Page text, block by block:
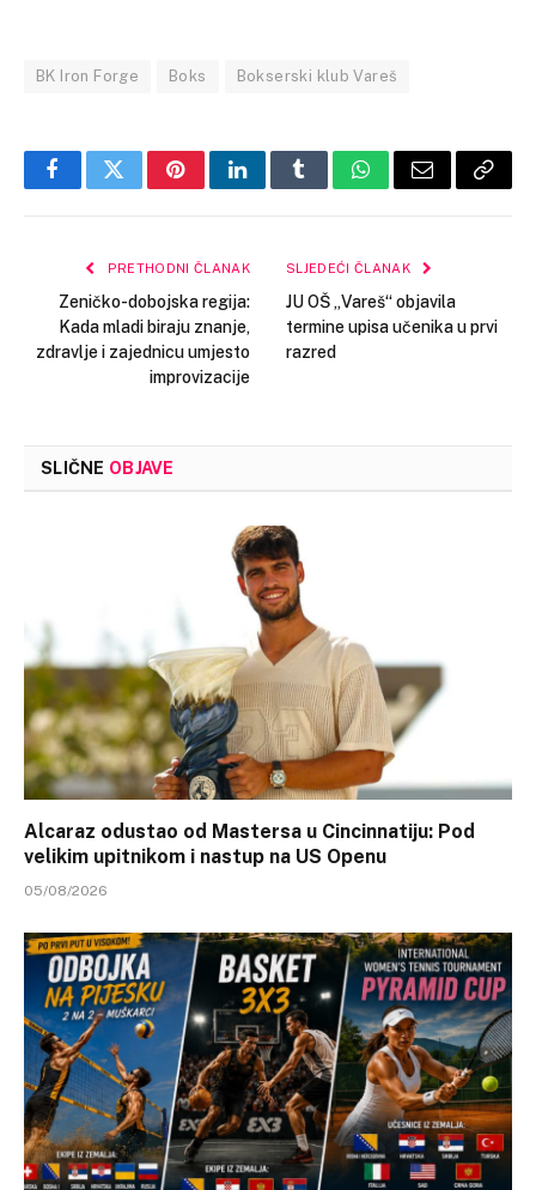
BK Iron Forge Boks Bokserski klub Vareš
FacebookTwitterPinterestLinkedInTumblrWhatsApp
Email Copy
PRETHODNI ČLANAK
Zeničko-dobojska regija:
Kada mladi biraju znanje,
zdravlje i zajednicu umjesto
improvizacije
SLJEDEĆI ČLANAK
JU OŠ „Vareš“ objavila
termine upisa učenika u prvi
razred
SLIČNE OBJAVE
Alcaraz odustao od Mastersa u Cincinnatiju: Pod
velikim upitnikom i nastup na US Openu
05/08/2026